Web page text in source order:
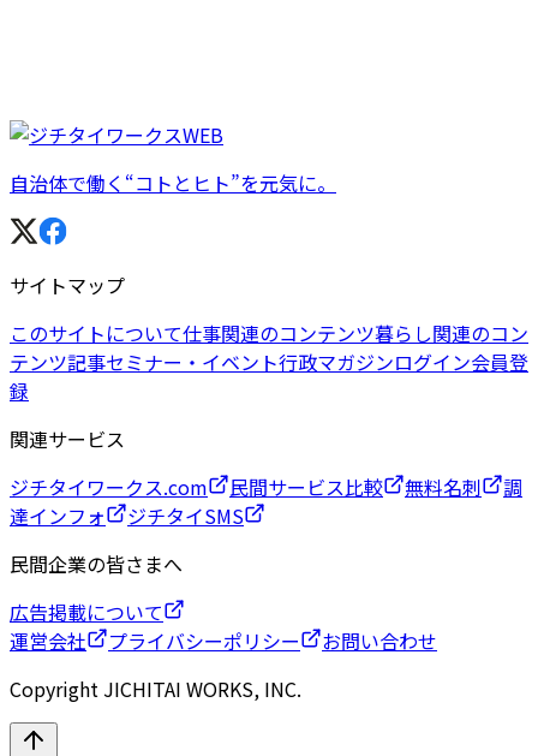
自治体で働く“コトとヒト”を元気に。
サイトマップ
このサイトについて仕事関連のコンテンツ暮らし関連のコン
テンツ記事セミナー・イベント行政マガジンログイン会員登
録
関連サービス
ジチタイワークス.com
民間サービス比較 無料名刺
調
達インフォ
ジチタイSMS
民間企業の皆さまへ
広告掲載について
運営会社
プライバシーポリシー
お問い合わせ
Copyright JICHITAI WORKS, INC.